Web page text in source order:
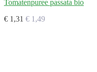
Tomatenpuree passata bio
€ 1,31 € 1,49